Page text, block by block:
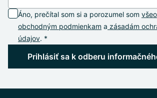
Áno, prečítal som si a porozumel som
obchodným podmienkam a zásadám
údajov. *
Prihlásiť sa k odberu